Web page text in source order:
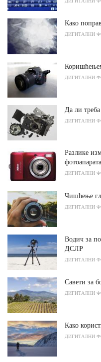
Како
ДИГИТАЛНИ
ДИГИТАЛНИ
Да ли
ДИГИТАЛНИ
Разлике
ДИГИТАЛНИ
Чишћење
ДИГИТАЛНИ
Водич за
ДСЛР
ДИГИТАЛНИ
Савети за
ДИГИТАЛНИ
Како
ДИГИТАЛНИ